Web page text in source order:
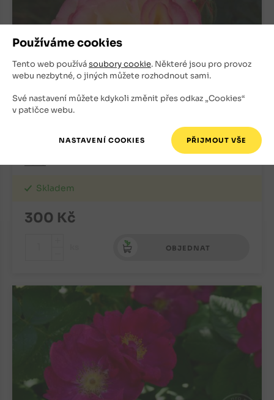
Používáme cookies
Tento web používásoubory cookie. Některé jsou pro provoz
webu nezbytné, o jiných můžete rozhodnout sami.
Své nastavení můžete kdykoli změnit přes odkaz „Cookies“
v patičce webu.
Růže pnoucí Handel
Skladem
300 Kč
OBJEDNAT